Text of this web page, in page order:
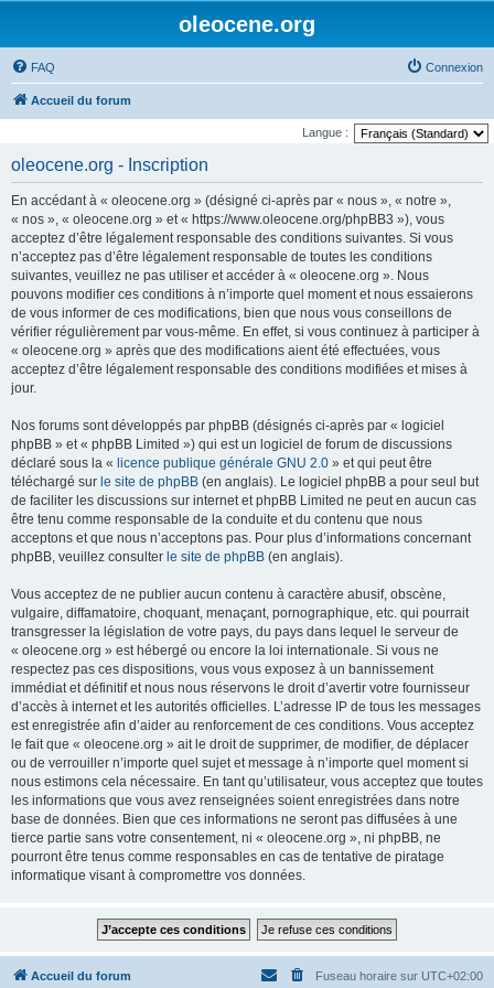
oleocene.org
FAQ Connexion
Accueil du forum
Langue :
oleocene.org - Inscription
En accédant à « oleocene.org » (désigné ci-après par « nous », « notre »,
« nos », « oleocene.org » et « https://www.oleocene.org/phpBB3 »), vous
acceptez d’être légalement responsable des conditions suivantes. Si vous
n’acceptez pas d’être légalement responsable de toutes les conditions
suivantes, veuillez ne pas utiliser et accéder à « oleocene.org ». Nous
pouvons modifier ces conditions à n’importe quel moment et nous essaierons
de vous informer de ces modifications, bien que nous vous conseillons de
vérifier régulièrement par vous-même. En effet, si vous continuez à participer à
« oleocene.org » après que des modifications aient été effectuées, vous
acceptez d’être légalement responsable des conditions modifiées et mises à
jour.
Nos forums sont développés par phpBB (désignés ci-après par « logiciel
phpBB » et « phpBB Limited ») qui est un logiciel de forum de discussions
déclaré sous la « licence publique générale GNU 2.0 » et qui peut être
téléchargé sur le site de phpBB (en anglais). Le logiciel phpBB a pour seul but
de faciliter les discussions sur internet et phpBB Limited ne peut en aucun cas
être tenu comme responsable de la conduite et du contenu que nous
acceptons et que nous n’acceptons pas. Pour plus d’informations concernant
phpBB, veuillez consulter le site de phpBB (en anglais).
Vous acceptez de ne publier aucun contenu à caractère abusif, obscène,
vulgaire, diffamatoire, choquant, menaçant, pornographique, etc. qui pourrait
transgresser la législation de votre pays, du pays dans lequel le serveur de
« oleocene.org » est hébergé ou encore la loi internationale. Si vous ne
respectez pas ces dispositions, vous vous exposez à un bannissement
immédiat et définitif et nous nous réservons le droit d’avertir votre fournisseur
d’accès à internet et les autorités officielles. L’adresse IP de tous les messages
est enregistrée afin d’aider au renforcement de ces conditions. Vous acceptez
le fait que « oleocene.org » ait le droit de supprimer, de modifier, de déplacer
ou de verrouiller n’importe quel sujet et message à n’importe quel moment si
nous estimons cela nécessaire. En tant qu’utilisateur, vous acceptez que toutes
les informations que vous avez renseignées soient enregistrées dans notre
base de données. Bien que ces informations ne seront pas diffusées à une
tierce partie sans votre consentement, ni « oleocene.org », ni phpBB, ne
pourront être tenus comme responsables en cas de tentative de piratage
informatique visant à compromettre vos données.
Accueil du forum Fuseau horaire sur UTC+02:00